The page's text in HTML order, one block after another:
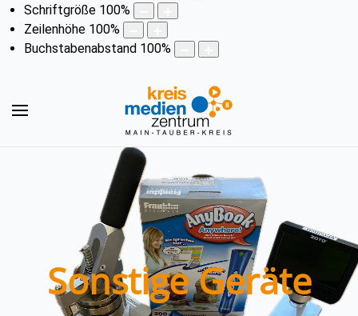
Schriftgröße 100%
Zeilenhöhe 100%
Buchstabenabstand 100%
Sonstige Geräte